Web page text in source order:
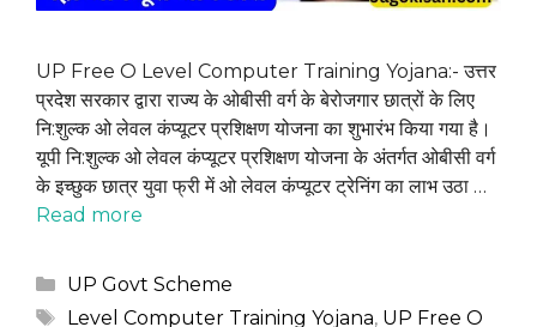
UP Free O Level Computer Training Yojana:- उत्तर
प्रदेश सरकार द्वारा राज्य के ओबीसी वर्ग के बेरोजगार छात्रों के लिए
नि:शुल्क ओ लेवल कंप्यूटर प्रशिक्षण योजना का शुभारंभ किया गया है।
यूपी नि:शुल्क ओ लेवल कंप्यूटर प्रशिक्षण योजना के अंतर्गत ओबीसी वर्ग
के इच्छुक छात्र युवा फ्री में ओ लेवल कंप्यूटर ट्रेनिंग का लाभ उठा …
Read more
Categories
UP Govt Scheme
Tags
Level Computer Training Yojana, UP Free O